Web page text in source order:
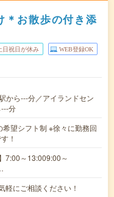
＊お散歩の付き添
日祝日が休み WEB登録OK
から---分／アイランドセン
分
望シフト制 ※徐々に勤務回
！
7:00～13:009:00～
にご相談ください！